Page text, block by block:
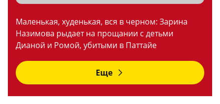
Маленькая, худенькая, вся в черном: Зарина
Назимова рыдает на прощании с детьми
Дианой и Ромой, убитыми в Паттайе
Еще